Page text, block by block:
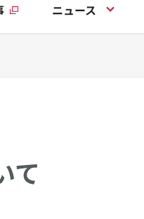
ニュース
て